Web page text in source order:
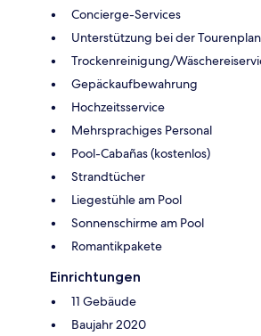
Concierge-Services
Unterstützung bei der
Trockenreinigung/
Gepäckaufbewahrung
Hochzeitsservice
Mehrsprachiges Personal
Pool-Cabañas (kostenlos)
Strandtücher
Liegestühle am Pool
Sonnenschirme am Pool
Romantikpakete
Einrichtungen
11 Gebäude
Baujahr 2020